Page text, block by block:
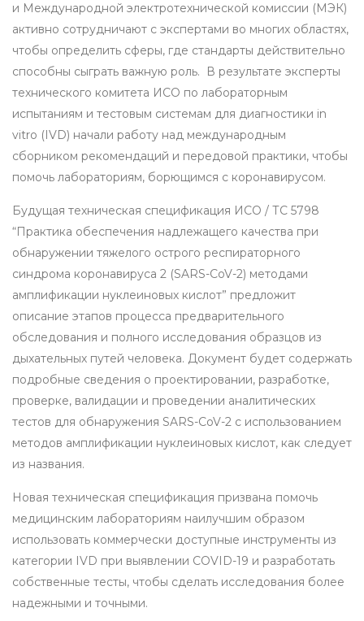
и Международной электротехнической комиссии (МЭК)
активно сотрудничают с экспертами во многих областях,
чтобы определить сферы, где стандарты действительно
способны сыграть важную роль. В результате эксперты
технического комитета ИСО по лабораторным
испытаниям и тестовым системам для диагностики in
vitro (IVD) начали работу над международным
сборником рекомендаций и передовой практики, чтобы
помочь лабораториям, борющимся с коронавирусом.
Будущая техническая спецификация ИСО / ТС 5798
“Практика обеспечения надлежащего качества при
обнаружении тяжелого острого респираторного
синдрома коронавируса 2 (SARS-CoV-2) методами
амплификации нуклеиновых кислот” предложит
описание этапов процесса предварительного
обследования и полного исследования образцов из
дыхательных путей человека. Документ будет содержать
подробные сведения о проектировании, разработке,
проверке, валидации и проведении аналитических
тестов для обнаружения SARS-CoV-2 с использованием
методов амплификации нуклеиновых кислот, как следует
из названия.
Новая техническая спецификация призвана помочь
медицинским лабораториям наилучшим образом
использовать коммерчески доступные инструменты из
категории IVD при выявлении COVID-19 и разработать
собственные тесты, чтобы сделать исследования более
надежными и точными.